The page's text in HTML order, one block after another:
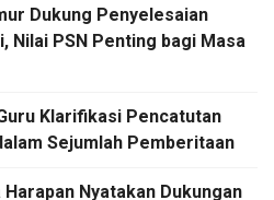
Dukung Penyelesaian
Nilai PSN Penting bagi Masa
Klarifikasi Pencatutan
Sejumlah Pemberitaan
Nyatakan Dukungan